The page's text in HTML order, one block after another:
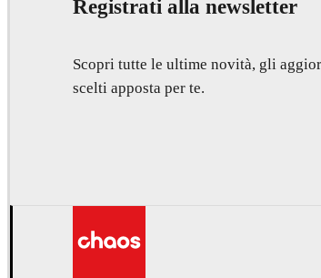
Registrati alla newsletter
Scopri tutte le ultime novità, gli
scelti apposta per te.